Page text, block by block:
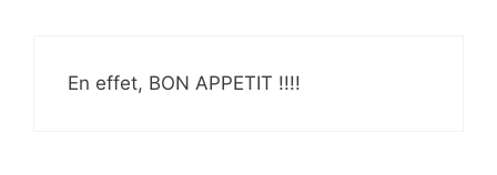
En effet, BON APPETIT !!!!